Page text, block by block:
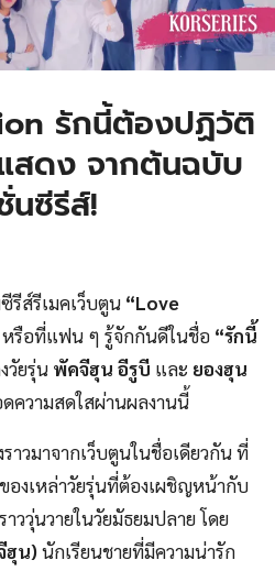
รักนี้ต้องปฏิวัติ
สดง จากต้นฉบับ
นซีรีส์!
รีส์รีเมคเว็บตูน “Love
หรือที่แฟน ๆ รู้จักกันดีในชื่อ “รักนี้
วัยรุ่น พัคจีฮุน อีรูบี และ ยองฮุน
ความสดใสผ่านผลงานนี้
ราวมาจากเว็บตูนในชื่อเดียวกันที่
ของเหล่าวัยรุ่นที่ต้องเผชิญหน้ากับ
ววุ่นวายในวัยมัธยมปลาย โดย
ฮุน)นักเรียนชายที่มีความน่ารัก